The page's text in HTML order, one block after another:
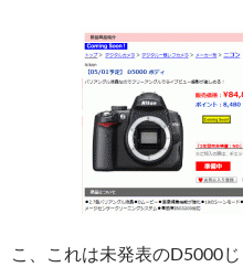
こ、これは未発表のD5000